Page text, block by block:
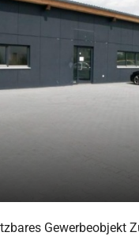
Gewerbeobjekt